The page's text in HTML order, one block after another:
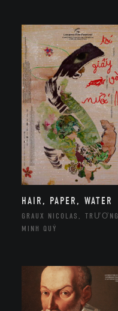
HAIR, PAPER, WATER
GRAUX NICOLAS, TRƯƠNG
MINH QUÝ